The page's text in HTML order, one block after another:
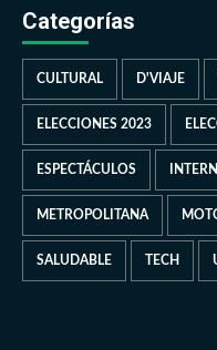
Categorías
CULTURAL D'VIAJE
ELECCIONES 2023
ESPECTÁCULOS
METROPOLITANA
SALUDABLE TECH